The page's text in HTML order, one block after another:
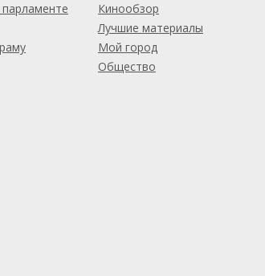
Кинообзор
Лучшие материалы
Мой город
Общество